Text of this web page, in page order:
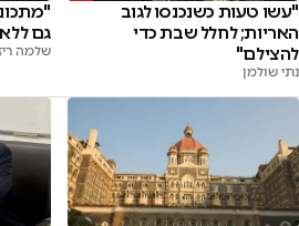
"עשו טעות כשנכנסו לגוב
האריות; לחלל שבת כדי
להצילם"
נתי שולמן
גם ללא
שלמה